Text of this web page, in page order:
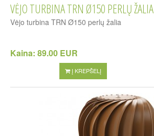
VĖJO TURBINA TRN Ø150 PERLŲ ŽALIA
Vėjo turbina TRN Ø150 perlų žalia
Kaina: 89.00 EUR
Į KREPŠELĮ